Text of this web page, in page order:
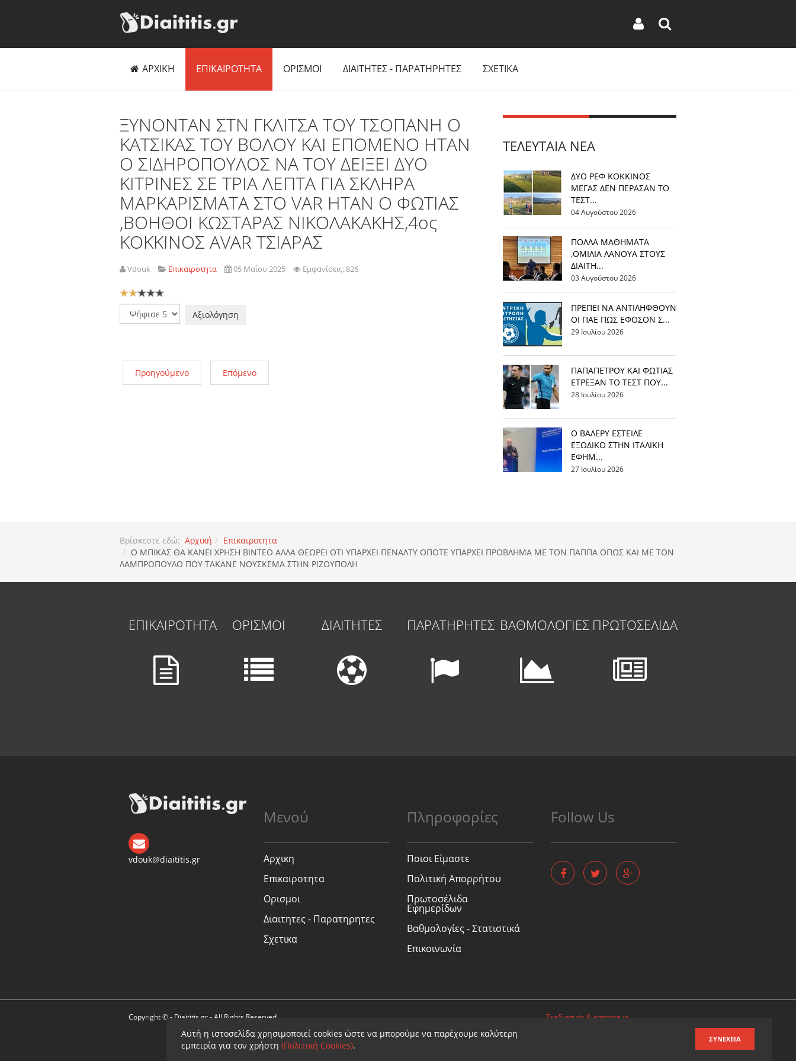
ΑΡΧΙΚΗ ΕΠΙΚΑΙΡΟΤΗΤΑ ΟΡΙΣΜΟΙ ΔΙΑΙΤΗΤΕΣ - ΠΑΡΑΤΗΡΗΤΕΣ ΣΧΕΤΙΚΑ
ΞΥΝΟΝΤΑΝ ΣΤΝ ΓΚΛΙΤΣΑ ΤΟΥ ΤΣΟΠΑΝΗ Ο
ΚΑΤΣΙΚΑΣ ΤΟΥ ΒΟΛΟΥ ΚΑΙ ΕΠΟΜΕΝΟ ΗΤΑΝ
Ο ΣΙΔΗΡΟΠΟΥΛΟΣ ΝΑ ΤΟΥ ΔΕΙΞΕΙ ΔΥΟ
ΚΙΤΡΙΝΕΣ ΣΕ ΤΡΙΑ ΛΕΠΤΑ ΓΙΑ ΣΚΛΗΡΑ
ΜΑΡΚΑΡΙΣΜΑΤΑ ΣΤΟ VAR ΗΤΑΝ Ο ΦΩΤΙΑΣ
,ΒΟΗΘΟΙ ΚΩΣΤΑΡΑΣ ΝΙΚΟΛΑΚΑΚΗΣ,4ος
ΚΟΚΚΙΝΟΣ ΑVAR TΣΙΑΡΑΣ
Vdouk Επικαιροτητα 05 Μαΐου 2025 Εμφανίσεις: 826
Αξιολόγηση
Χρήστη:2/5
Παρακαλώ
αξιολογήστε
Προηγούμενο Επόμενο
ΤΕΛΕΥΤΑΊΑ ΝΈΑ
ΔΥΟ ΡΕΦ ΚΟΚΚΙΝΟΣ
ΜΕΓΑΣ ΔΕΝ ΠΕΡΑΣΑΝ ΤΟ
ΤΕΣΤ...
04 Αυγούστου 2026
ΠΟΛΛΑ ΜΑΘΗΜΑΤΑ
,ΟΜΙΛΙΑ ΛΑΝΟΥΑ ΣΤΟΥΣ
ΔΙΑΙΤΗ...
03 Αυγούστου 2026
ΠΡΕΠΕΙ ΝΑ ΑΝΤΙΛΗΦΘΟΥΝ
ΟΙ ΠΑΕ ΠΩΣ ΕΦΟΣΟΝ Σ...
29 Ιουλίου 2026
ΠΑΠΑΠΕΤΡΟΥ ΚΑΙ ΦΩΤΙΑΣ
ΕΤΡΕΞΑΝ ΤΟ ΤΕΣΤ ΠΟΥ...
28 Ιουλίου 2026
Ο ΒΑΛΕΡΥ ΕΣΤΕΙΛΕ
ΕΞΩΔΙΚΟ ΣΤΗΝ ΙΤΑΛΙΚΗ
ΕΦΗΜ...
27 Ιουλίου 2026
Βρίσκεστε εδώ: Αρχική
Επικαιροτητα
Ο ΜΠΙΚΑΣ ΘΑ ΚΑΝΕΙ ΧΡΗΣΗ ΒΙΝΤΕΟ ΑΛΛΑ ΘΕΩΡΕΙ ΟΤΙ ΥΠΑΡΧΕΙ ΠΕΝΑΛΤΥ ΟΠΟΤΕ ΥΠΑΡΧΕΙ ΠΡΟΒΛΗΜΑ ΜΕ ΤΟΝ ΠΑΠΠΑ ΟΠΩΣ ΚΑΙ ΜΕ ΤΟΝ
ΛΑΜΠΡΟΠΟΥΛΟ ΠΟΥ ΤΑΚΑΝΕ ΝΟΥΣΚΕΜΑ ΣΤΗΝ ΡΙΖΟΥΠΟΛΗ
ΕΠΙΚΑΙΡΟΤΗΤΑ ΟΡΙΣΜΟΙ ΔΙΑΙΤΗΤΕΣ ΠΑΡΑΤΗΡΗΤΕΣ ΒΑΘΜΟΛΟΓΙΕΣ ΠΡΩΤΟΣΕΛΙΔΑ
vdouk@diaititis.gr
Μενού
Αρχικη
Επικαιροτητα
Ορισμοι
Διαιτητες - Παρατηρητες
Σχετικα
Πληροφορίες
Ποιοι Είμαστε
Πολιτική Απορρήτου
Πρωτοσέλιδα
Εφημερίδων
Βαθμολογίες - Στατιστικά
Επικοινωνία
Follow Us
Copyright © - Diaititis.gr - All Rights Reserved.
Σχεδιασμός & κατασκευή
Αυτή η ιστοσελίδα χρησιμοποιεί cookies ώστε να μπορούμε να παρέχουμε καλύτερη
εμπειρία για τον χρήστη (Πολιτική Cookies).
ΣΥΝΈΧΕΙΑ